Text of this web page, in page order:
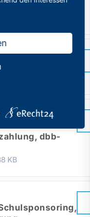
Arbeitszeit
rund
aus
dbb-
KB